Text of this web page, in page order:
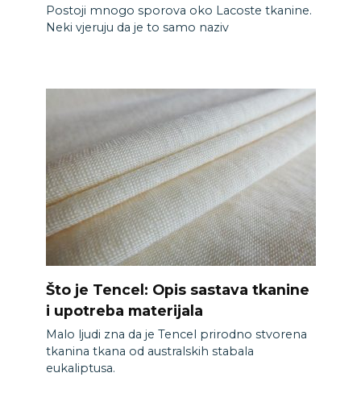
Postoji mnogo sporova oko Lacoste tkanine.
Neki vjeruju da je to samo naziv
Što je Tencel: Opis sastava tkanine
i upotreba materijala
Malo ljudi zna da je Tencel prirodno stvorena
tkanina tkana od australskih stabala
eukaliptusa.